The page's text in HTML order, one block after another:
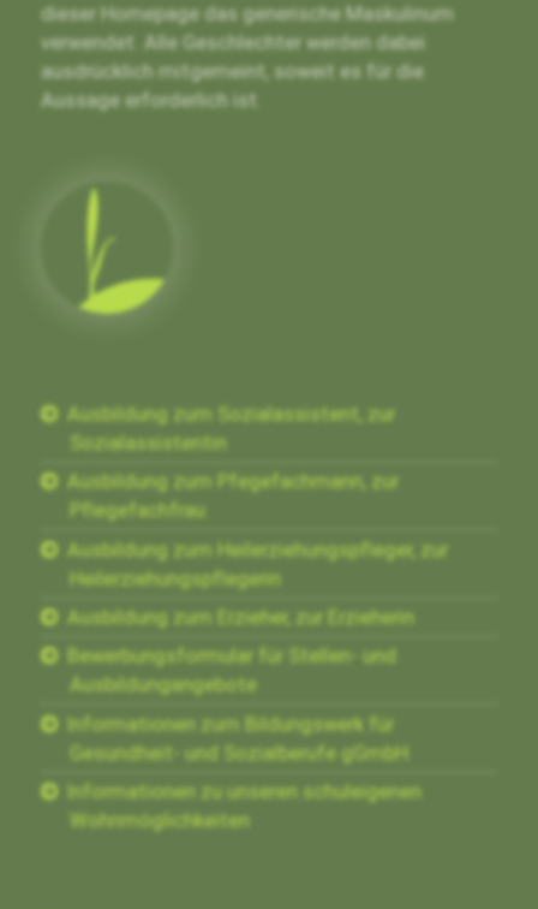
dieser Homepage das generische Maskulinum
verwendet. Alle Geschlechter werden dabei
ausdrücklich mitgemeint, soweit es für die
Aussage erforderlich ist.
Ausbildung zum Sozialassistent, zur
Sozialassistentin
Ausbildung zum Pfegefachmann, zur
Pflegefachfrau
Ausbildung zum Heilerziehungspfleger, zur
Heilerziehungspflegerin
Ausbildung zum Erzieher, zur Erzieherin
Bewerbungsformular für Stellen- und
Ausbildungangebote
Informationen zum Bildungswerk für
Gesundheit- und Sozialberufe gGmbH
Informationen zu unseren schuleigenen
Wohnmöglichkeiten